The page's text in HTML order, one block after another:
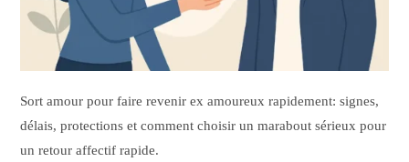
Sort amour pour faire revenir ex amoureux rapidement: signes,
délais, protections et comment choisir un marabout sérieux pour
un retour affectif rapide.